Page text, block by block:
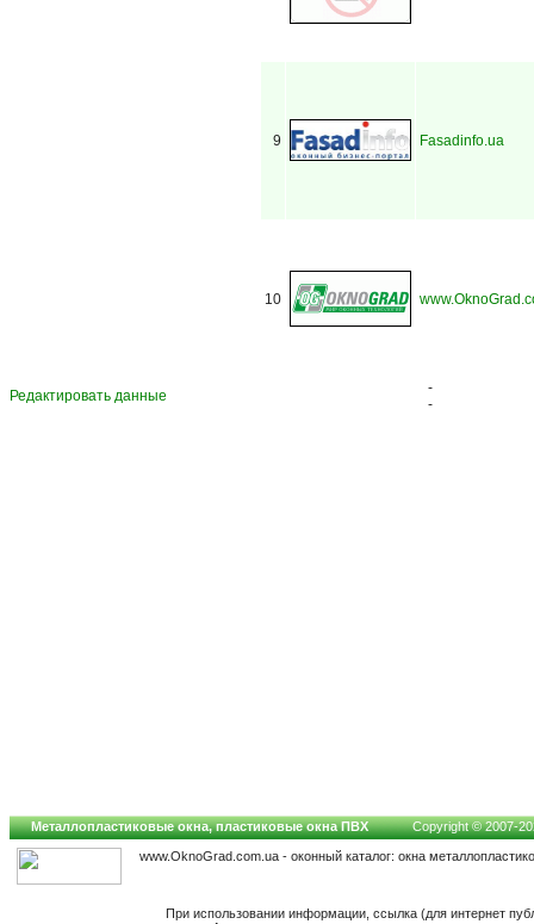
9 Fasadinfo.ua
10
Редактировать данные
-
-
Металлопластиковые окна, пластиковые окна ПВХ Copyright © 2007-
www.OknoGrad.com.ua - оконный каталог: окна
При использовании информации, ссылка (для интернет